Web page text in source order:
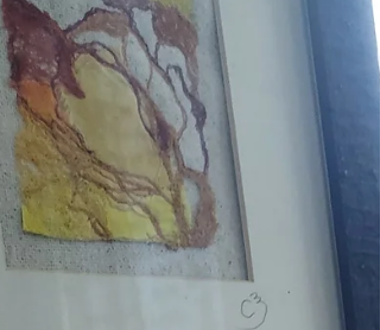
Si je devais créer une catégorie pour
ce post, cela serait "billet d'humeur"
mais je vais le laisser dans la
étude de cas et...